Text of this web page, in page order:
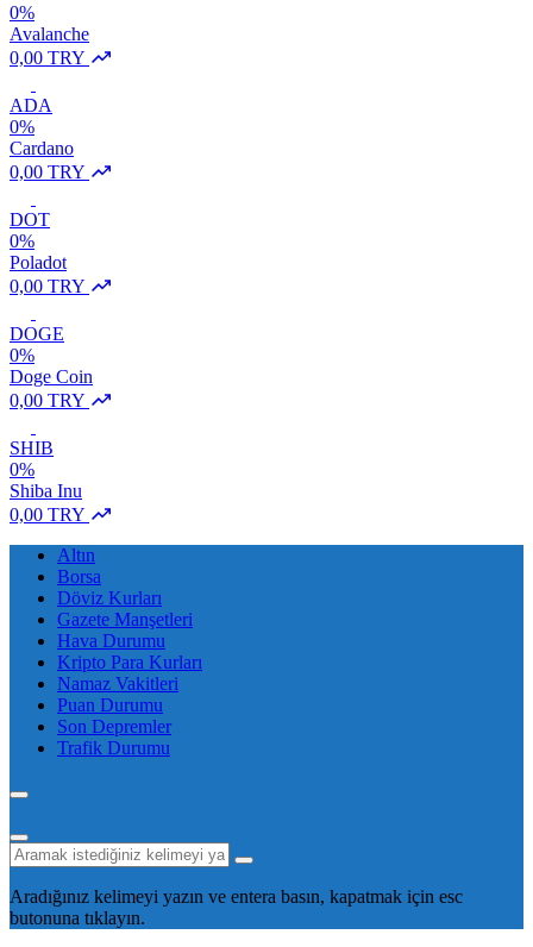
0%
Avalanche
0,00 TRY
ADA
0%
Cardano
0,00 TRY
DOT
0%
Poladot
0,00 TRY
DOGE
0%
Doge Coin
0,00 TRY
SHIB
0%
Shiba Inu
0,00 TRY
Altın
Borsa
Döviz Kurları
Gazete Manşetleri
Hava Durumu
Kripto Para Kurları
Namaz Vakitleri
Puan Durumu
Son Depremler
Trafik Durumu
Aradığınız kelimeyi yazın ve entera basın, kapatmak için esc
butonuna tıklayın.